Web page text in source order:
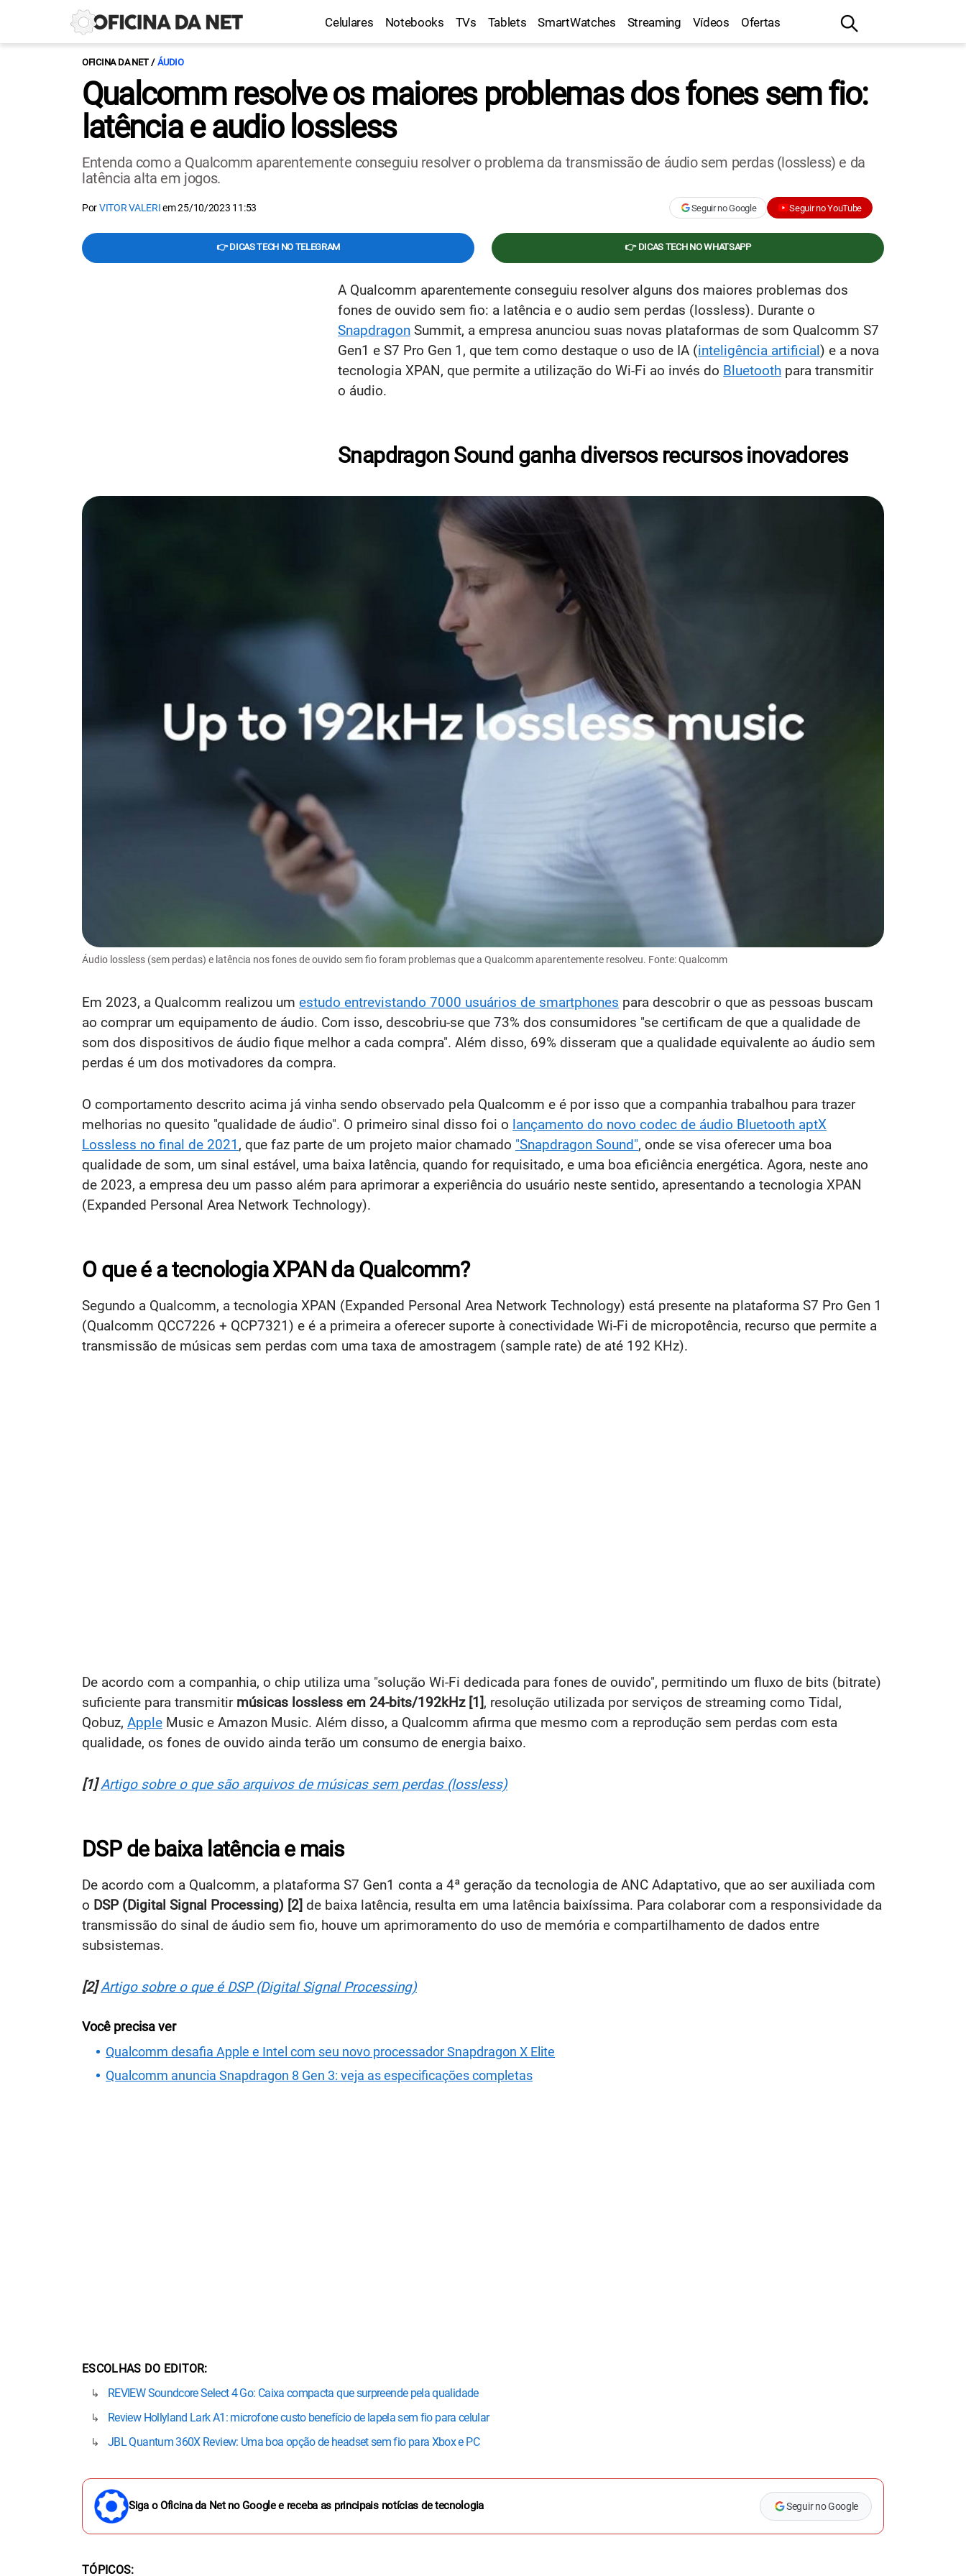
Celulares Notebooks TVs Tablets SmartWatches Streaming Vídeos Ofertas
OFICINA DA NET ÁUDIO
Qualcomm resolve os maiores problemas dos fones sem fio:
latência e audio lossless
Entenda como a Qualcomm aparentemente conseguiu resolver o problema da transmissão de áudio sem perdas (lossless) e da
latência alta em jogos.
PorVITOR VALERIem25/10/2023 11:53 Seguir no Google Seguir no YouTube
👉 DICAS TECH NO TELEGRAM 👉 DICAS TECH NO WHATSAPP
A Qualcomm aparentemente conseguiu resolver alguns dos maiores problemas dos
fones de ouvido sem fio: a latência e o audio sem perdas (lossless). Durante o
Snapdragon Summit, a empresa anunciou suas novas plataformas de som Qualcomm S7
Gen1 e S7 Pro Gen 1, que tem como destaque o uso de IA (inteligência artificial) e a nova
tecnologia XPAN, que permite a utilização do Wi-Fi ao invés do Bluetooth para transmitir
o áudio.
Snapdragon Sound ganha diversos recursos inovadores
Áudio lossless (sem perdas) e latência nos fones de ouvido sem fio foram problemas que a Qualcomm aparentemente resolveu. Fonte: Qualcomm
Em 2023, a Qualcomm realizou um estudo entrevistando 7000 usuários de smartphones para descobrir o que as pessoas buscam
ao comprar um equipamento de áudio. Com isso, descobriu-se que 73% dos consumidores "se certificam de que a qualidade de
som dos dispositivos de áudio fique melhor a cada compra". Além disso, 69% disseram que a qualidade equivalente ao áudio sem
perdas é um dos motivadores da compra.
O comportamento descrito acima já vinha sendo observado pela Qualcomm e é por isso que a companhia trabalhou para trazer
melhorias no quesito "qualidade de áudio". O primeiro sinal disso foi o lançamento do novo codec de áudio Bluetooth aptX
Lossless no final de 2021 , que faz parte de um projeto maior chamado "Snapdragon Sound", onde se visa oferecer uma boa
qualidade de som, um sinal estável, uma baixa latência, quando for requisitado, e uma boa eficiência energética. Agora, neste ano
de 2023, a empresa deu um passo além para aprimorar a experiência do usuário neste sentido, apresentando a tecnologia XPAN
(Expanded Personal Area Network Technology).
O que é a tecnologia XPAN da Qualcomm?
Segundo a Qualcomm, a tecnologia XPAN (Expanded Personal Area Network Technology) está presente na plataforma S7 Pro Gen 1
(Qualcomm QCC7226 + QCP7321) e é a primeira a oferecer suporte à conectividade Wi-Fi de micropotência, recurso que permite a
transmissão de músicas sem perdas com uma taxa de amostragem (sample rate) de até 192 KHz).
De acordo com a companhia, o chip utiliza uma "solução Wi-Fi dedicada para fones de ouvido", permitindo um fluxo de bits (bitrate)
suficiente para transmitir músicas lossless em 24-bits/192kHz [1], resolução utilizada por serviços de streaming como Tidal,
Qobuz, Apple Music e Amazon Music. Além disso, a Qualcomm afirma que mesmo com a reprodução sem perdas com esta
qualidade, os fones de ouvido ainda terão um consumo de energia baixo.
[1] Artigo sobre o que são arquivos de músicas sem perdas (lossless)
DSP de baixa latência e mais
De acordo com a Qualcomm, a plataforma S7 Gen1 conta a 4ª geração da tecnologia de ANC Adaptativo, que ao ser auxiliada com
o DSP (Digital Signal Processing) [2] de baixa latência, resulta em uma latência baixíssima. Para colaborar com a responsividade da
transmissão do sinal de áudio sem fio, houve um aprimoramento do uso de memória e compartilhamento de dados entre
subsistemas.
[2] Artigo sobre o que é DSP (Digital Signal Processing)
Você precisa ver
Qualcomm desafia Apple e Intel com seu novo processador Snapdragon X Elite
Qualcomm anuncia Snapdragon 8 Gen 3: veja as especificações completas
ESCOLHAS DO EDITOR
REVIEW Soundcore Select 4 Go: Caixa compacta que surpreende pela qualidade
Review Hollyland Lark A1: microfone custo benefício de lapela sem fio para celular
JBL Quantum 360X Review: Uma boa opção de headset sem fio para Xbox e PC
Siga o Oficina da Net no Google e receba as principais notícias de tecnologia Seguir no Google
TÓPICOS